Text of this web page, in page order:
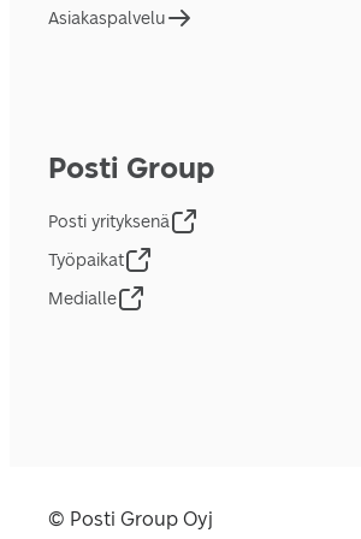
Asiakaspalvelu
Posti Group
Posti yrityksenä
Työpaikat
Medialle
© Posti Group Oyj